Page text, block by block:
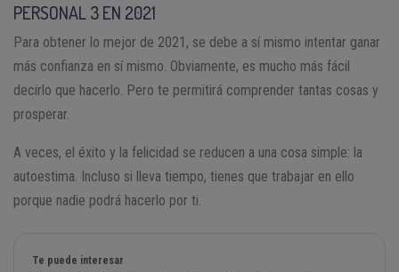
PERSONAL 3 EN 2021
Para obtener lo mejor de 2021, se debe a sí mismo intentar ganar
más confianza en sí mismo. Obviamente, es mucho más fácil
decirlo que hacerlo. Pero te permitirá comprender tantas cosas y
prosperar.
A veces, el éxito y la felicidad se reducen a una cosa simple: la
autoestima. Incluso si lleva tiempo, tienes que trabajar en ello
porque nadie podrá hacerlo por ti.
Te puede interesar